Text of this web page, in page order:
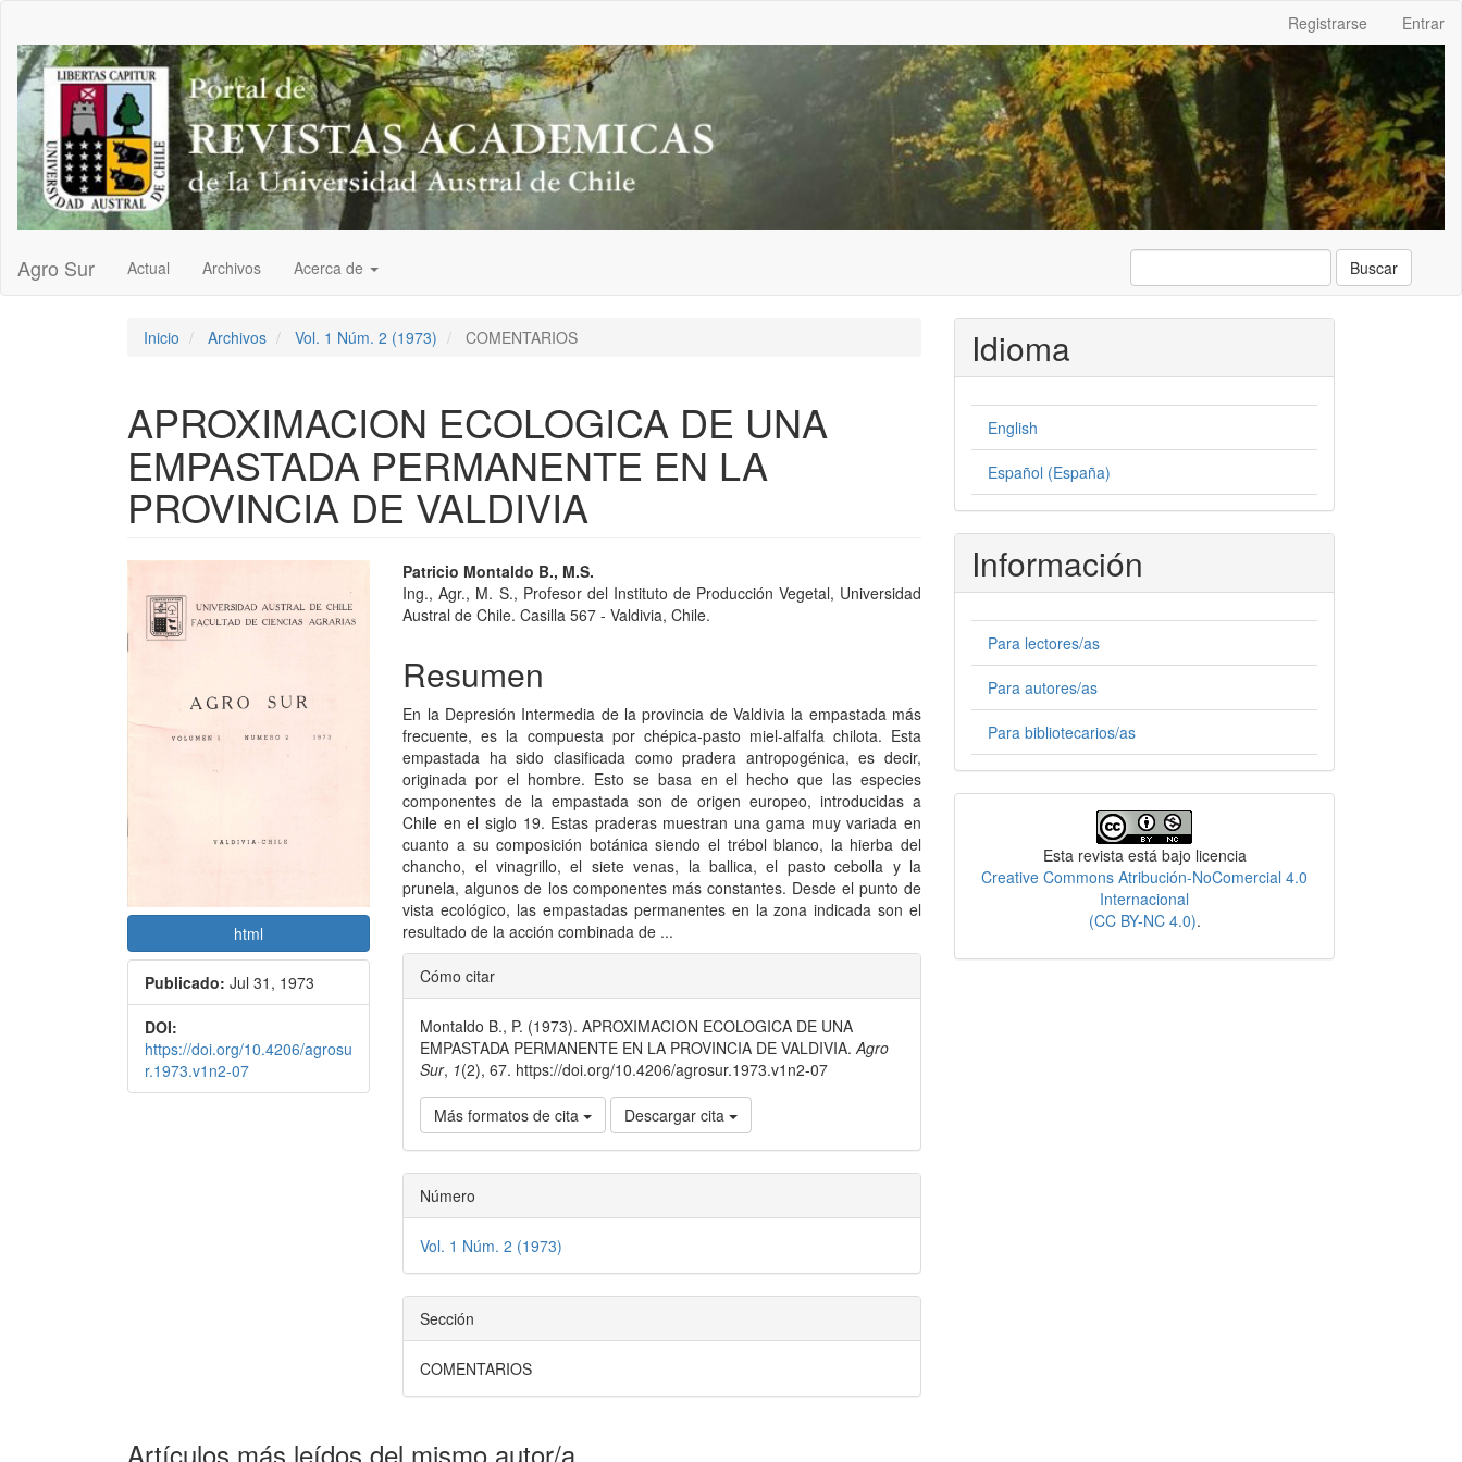
Contenido
principal
Barra
lateral
Registrarse Entrar
Agro Sur Actual Archivos Acerca de Buscar
Inicio Archivos Vol. 1 Núm. 2 (1973) COMENTARIOS
APROXIMACION ECOLOGICA DE UNA
EMPASTADA PERMANENTE EN LA
PROVINCIA DE VALDIVIA
lateral
del
artículo
html
Publicado: Jul 31, 1973
DOI:
https://doi.org/10.4206/agrosu
r.1973.v1n2-07
Contenido
principal
artículo
Patricio Montaldo B., M.S.
Ing., Agr., M. S., Profesor del Instituto de Producción Vegetal, Universidad
Austral de Chile. Casilla 567 - Valdivia, Chile.
Resumen
En la Depresión Intermedia de la provincia de Valdivia la empastada más
frecuente, es la compuesta por chépica-pasto miel-alfalfa chilota. Esta
empastada ha sido clasificada como pradera antropogénica, es decir,
originada por el hombre. Esto se basa en el hecho que las especies
componentes de la empastada son de origen europeo, introducidas a
Chile en el siglo 19. Estas praderas muestran una gama muy variada en
cuanto a su composición botánica siendo el trébol blanco, la hierba del
chancho, el vinagrillo, el siete venas, la ballica, el pasto cebolla y la
prunela, algunos de los componentes más constantes. Desde el punto de
vista ecológico, las empastadas permanentes en la zona indicada son el
resultado de la acción combinada de ...
Detalles
del
artículo
Cómo citar
Montaldo B., P. (1973). APROXIMACION ECOLOGICA DE UNA
EMPASTADA PERMANENTE EN LA PROVINCIA DE VALDIVIA.Agro
Sur, 1(2), 67. https://doi.org/10.4206/agrosur.1973.v1n2-07
Más formatos de cita Descargar cita
Número
Vol. 1 Núm. 2 (1973)
Sección
COMENTARIOS
Artículos más leídos del mismo autor/a
Idioma
English
Español (España)
Información
Para lectores/as
Para autores/as
Para bibliotecarios/as
Esta revista está bajo licencia
Creative Commons Atribución-NoComercial 4.0
Internacional
(CC BY-NC 4.0).